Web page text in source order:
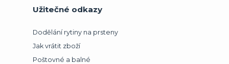
Užitečné odkazy
Dodělání rytiny na prsteny
Jak vrátit zboží
Poštovné a balné